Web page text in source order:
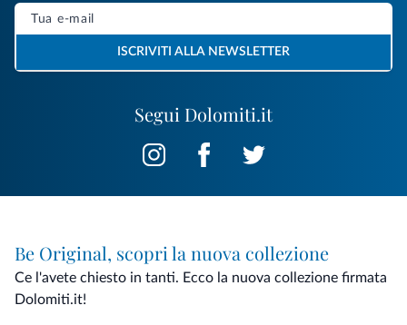
Segui Dolomiti.it
ISCRIVITI ALLA NEWSLETTER
Be Original, scopri la nuova collezione
Ce l'avete chiesto in tanti. Ecco la nuova collezione firmata
Dolomiti.it!